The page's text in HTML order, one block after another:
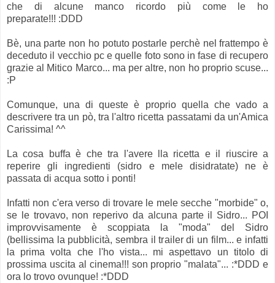
che di alcune manco ricordo più come le ho
preparate!!! :DDD
Bè, una parte non ho potuto postarle perchè nel frattempo è
deceduto il vecchio pc e quelle foto sono in fase di recupero
grazie al Mitico Marco... ma per altre, non ho proprio scuse...
:P
Comunque, una di queste è proprio quella che vado a
descrivere tra un pò, tra l'altro ricetta passatami da un'Amica
Carissima! ^^
La cosa buffa è che tra l'avere lla ricetta e il riuscire a
reperire gli ingredienti (sidro e mele disidratate) ne è
passata di acqua sotto i ponti!
Infatti non c'era verso di trovare le mele secche "morbide" o,
se le trovavo, non reperivo da alcuna parte il Sidro... POI
improvvisamente è scoppiata la "moda" del Sidro
(bellissima la pubblicità, sembra il trailer di un film... e infatti
la prima volta che l'ho vista... mi aspettavo un titolo di
prossima uscita al cinema!!! son proprio "malata"... :*DDD e
ora lo trovo ovunque! :*DDD